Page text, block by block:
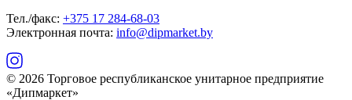
Тел./факс: +375 17 284-68-03
Электронная почта: info@dipmarket.by
© 2026 Торговое республиканское унитарное предприятие
«Дипмаркет»